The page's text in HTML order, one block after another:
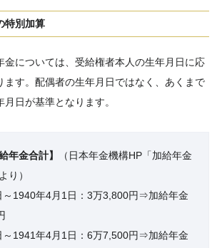
特別加算
金については、受給権者本人の生年月日に応
ます。配偶者の生年月日ではなく、あくまで
日が基準となります。
年金合計】
（日本年金機構HP「加給年金
り）
～1940年4月1日：3万3,800円⇒加給年金
～1941年4月1日：6万7,500円⇒加給年金